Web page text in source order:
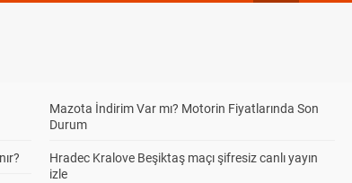
Mazota İndirim Var mı? Motorin Fiyatlarında Son
Durum
Hradec Kralove Beşiktaş maçı şifresiz canlı yayın
izle